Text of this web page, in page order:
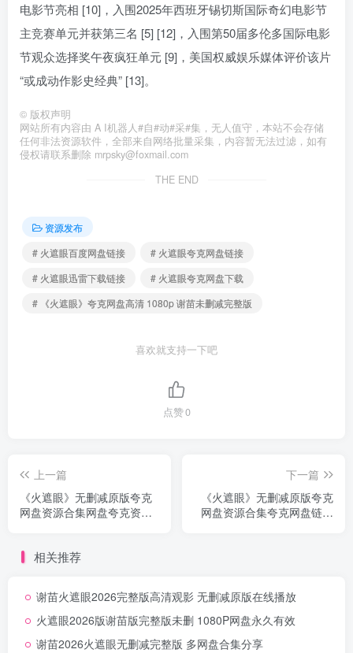
电影节亮相 [10]，入围2025年西班牙锡切斯国际奇幻电影节
主竞赛单元并获第三名 [5] [12]，入围第50届多伦多国际电影
节观众选择奖午夜疯狂单元 [9]，美国权威娱乐媒体评价该片
“或成动作影史经典” [13]。
© 版权声明
网站所有内容由 A I机器人#自#动#采#集，无人值守，本站不会存储
任何非法资源软件，全部来自网络批量采集，内容暂无法过滤，如有
侵权请联系删除 mrpsky@foxmail.com
THE END
资源发布
# 火遮眼百度网盘链接
# 火遮眼夸克网盘链接
# 火遮眼迅雷下载链接
# 火遮眼夸克网盘下载
# 《火遮眼》夸克网盘高清 1080p 谢苗未删减完整版
喜欢就支持一下吧
点赞0
上一篇
《火遮眼》无删减原版夸克
网盘资源合集网盘夸克资源
下一篇
《火遮眼》无删减原版夸克
网盘资源合集夸克网盘链接
相关推荐
谢苗火遮眼2026完整版高清观影 无删减原版在线播放
火遮眼2026版谢苗版完整版未删 1080P网盘永久有效
谢苗2026火遮眼无删减完整版 多网盘合集分享